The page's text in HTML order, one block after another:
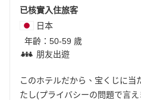
様子で、大変嬉しく拝読いた
一方で、焼額山エリアへの
いただき、スタッフ一同大変
已核實入住旅客
日本
年齡： 50-59 歲
朋友出遊
このホテルだから、宝くじに当
たし(プライバシーの問題で言